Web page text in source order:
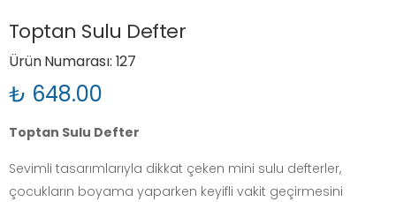
Toptan Sulu Defter
Ürün Numarası: 127
₺ 648.00
Toptan Sulu Defter
Sevimli tasarımlarıyla dikkat çeken mini sulu defterler,
çocukların boyama yaparken keyifli vakit geçirmesini